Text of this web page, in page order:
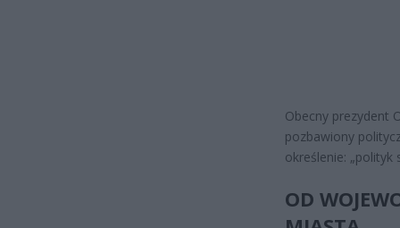
Obecny prezydent
pozbawiony
określenie: „polityk
OD